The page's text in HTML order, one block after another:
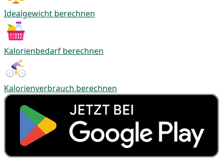
Idealgewicht berechnen
Kalorienbedarf berechnen
Kalorienverbrauch berechnen